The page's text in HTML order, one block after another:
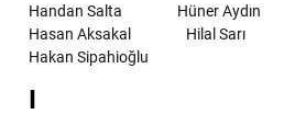
Handan Salta
Hüner Aydın
Hasan Aksakal
Hilal Sarı
Hakan Sipahioğlu
I